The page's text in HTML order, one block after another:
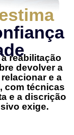
reabilitação
devolver a
e a
com técnicas
e a discrição
exige.